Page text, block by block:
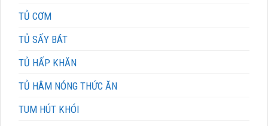
TỦ CƠM
TỦ SẤY BÁT
TỦ HẤP KHĂN
TỦ HÂM NÓNG THỨC ĂN
TUM HÚT KHÓI